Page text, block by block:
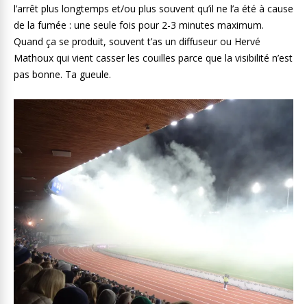
l’arrêt plus longtemps et/ou plus souvent qu’il ne l’a été à cause
de la fumée : une seule fois pour 2-3 minutes maximum.
Quand ça se produit, souvent t’as un diffuseur ou Hervé
Mathoux qui vient casser les couilles parce que la visibilité n’est
pas bonne. Ta gueule.